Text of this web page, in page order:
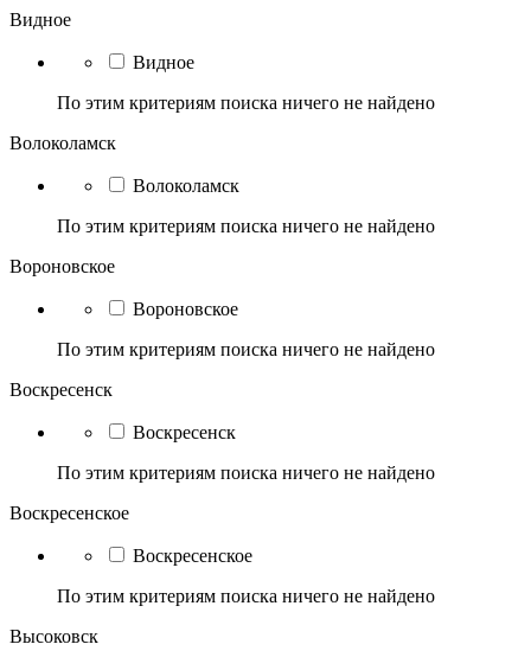
Видное
Видное
По этим критериям поиска ничего не найдено
Волоколамск
Волоколамск
По этим критериям поиска ничего не найдено
Вороновское
Вороновское
По этим критериям поиска ничего не найдено
Воскресенск
Воскресенск
По этим критериям поиска ничего не найдено
Воскресенское
Воскресенское
По этим критериям поиска ничего не найдено
Высоковск